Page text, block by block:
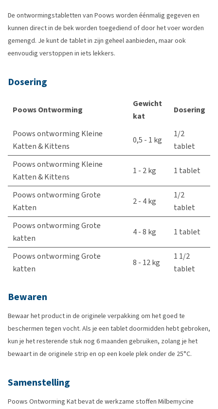
De ontwormingstabletten van Poows worden éénmalig gegeven en
kunnen direct in de bek worden toegediend of door het voer worden
gemengd. Je kunt de tablet in zijn geheel aanbieden, maar ook
eenvoudig verstoppen in iets lekkers.
Dosering
Poows Ontworming
Gewicht
kat
Dosering
Poows ontworming Kleine
Katten & Kittens
0,5 - 1 kg
1/2
tablet
Poows ontworming Kleine
Katten & Kittens
1 - 2 kg 1 tablet
Poows ontworming Grote
Katten
2 - 4 kg
1/2
tablet
Poows ontworming Grote
katten
4 - 8 kg 1 tablet
Poows ontworming Grote
katten
8 - 12 kg
1 1/2
tablet
Bewaren
Bewaar het product in de originele verpakking om het goed te
beschermen tegen vocht. Als je een tablet doormidden hebt gebroken,
kun je het resterende stuk nog 6 maanden gebruiken, zolang je het
bewaart in de originele strip en op een koele plek onder de 25°C.
Samenstelling
Poows Ontworming Kat bevat de werkzame stoffen Milbemycine